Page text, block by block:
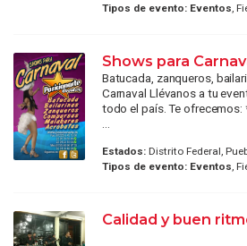
Tipos de evento: Eventos ,
Shows para
Batucada, zanqueros,
Carnaval Llévanos a tu
todo el país. Te ofrecemos:
Estados:Distrito Federal,
Tipos de evento: Eventos,
Calidad y buen